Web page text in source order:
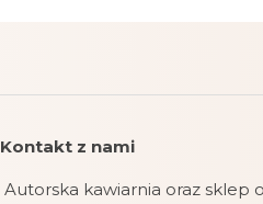
Kontakt z nami
Autorska kawiarnia oraz sklep